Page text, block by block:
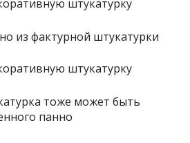
из фактурной штукатурки
тоже может быть
панно